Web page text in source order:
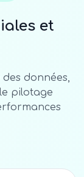
et
données,
pilotage